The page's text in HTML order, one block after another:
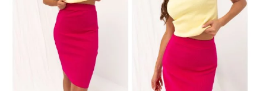
shirts can t – from mini, over midi hingga po maxi – but all
estetic in form of decor, that dodá jí charm and femininity.
Inspirace pro tento styl pokračovala několik desetiletí, kde
ornamenty byly preferovaným prvkem boho a romantického
oblečení. Tento trend se čas od času vrací a přináší letní
svěžest a lehkost. Volánky jsou spojeny s radostí, nedbalostí